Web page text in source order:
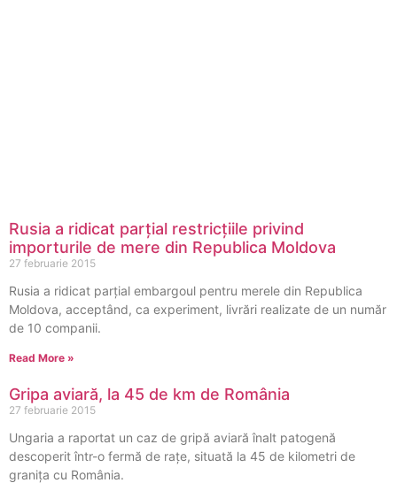
Rusia a ridicat parțial restricțiile privind
importurile de mere din Republica Moldova
27 februarie 2015
Rusia a ridicat parţial embargoul pentru merele din Republica
Moldova, acceptând, ca experiment, livrări realizate de un număr
de 10 companii.
Read More »
Gripa aviară, la 45 de km de România
27 februarie 2015
Ungaria a raportat un caz de gripă aviară înalt patogenă
descoperit într-o fermă de raţe, situată la 45 de kilometri de
graniţa cu România.